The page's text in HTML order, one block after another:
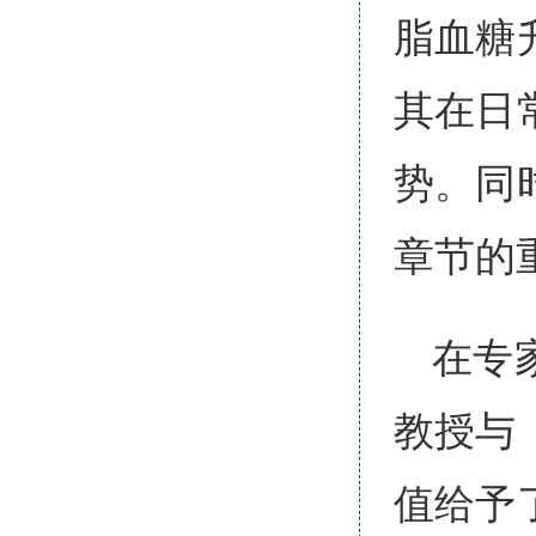
脂血糖
其在日
势。同
章节的
在专
教授与
值给予